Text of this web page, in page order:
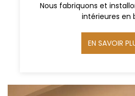
Nous fabriquons et
intérieures en
EN SAVOIR